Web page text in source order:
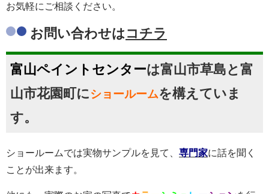
お気軽にご相談ください。
お問い合わせは コチラ
富山ペイントセンターは富山市草島と富
山市花園町にショールームを構えていま
す。
ショールームでは実物サンプルを見て、 専門家に話を聞く
ことが出来ます。